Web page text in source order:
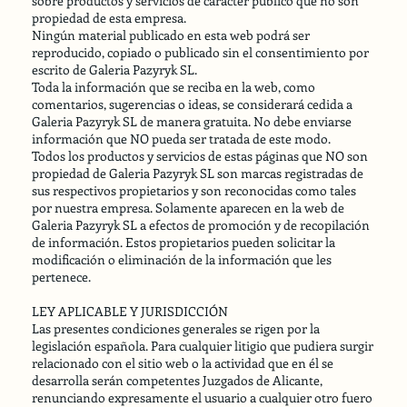
propiedad de esta empresa.
Ningún material publicado en esta web podrá ser
reproducido, copiado o publicado sin el consentimiento por
escrito de Galeria Pazyryk SL.
Toda la información que se reciba en la web, como
comentarios, sugerencias o ideas, se considerará cedida a
Galeria Pazyryk SL de manera gratuita. No debe enviarse
información que NO pueda ser tratada de este modo.
Todos los productos y servicios de estas páginas que NO son
propiedad de Galeria Pazyryk SL son marcas registradas de
sus respectivos propietarios y son reconocidas como tales
por nuestra empresa. Solamente aparecen en la web de
Galeria Pazyryk SL a efectos de promoción y de recopilación
de información. Estos propietarios pueden solicitar la
modificación o eliminación de la información que les
pertenece.
LEY APLICABLE Y JURISDICCIÓN
Las presentes condiciones generales se rigen por la
legislación española. Para cualquier litigio que pudiera surgir
relacionado con el sitio web o la actividad que en él se
desarrolla serán competentes Juzgados de Alicante,
renunciando expresamente el usuario a cualquier otro fuero